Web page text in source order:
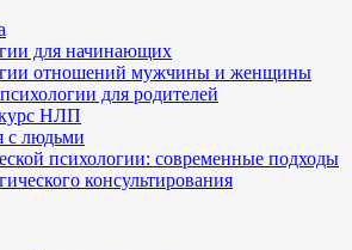
для начинающих
отношений мужчины и женщины
для родителей
НЛП
с людьми
психологии: современные подходы
консультирования